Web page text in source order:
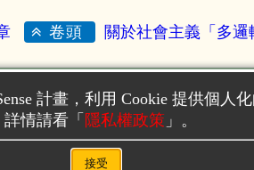
卷頭 關於社會主義「多邏
以GNU FDL 1.3或創用CC 姓名標示-
LGPL或 CC BY-SA利用。
計畫，利用 Cookie 提供個人
情請看「 隱私權政策 」。
接受